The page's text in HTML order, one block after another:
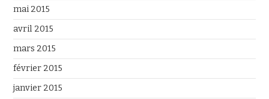
mai 2015
avril 2015
mars 2015
février 2015
janvier 2015